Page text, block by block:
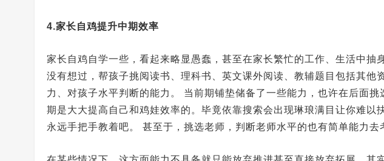
4.家长自鸡提升中期效率
家长自鸡自学一些，看起来略显愚蠢，甚至在家长繁忙的工作、生活中抽
没有想过，帮孩子挑阅读书、理科书、英文课外阅读、教辅题目包括其他
力、对孩子水平判断的能力。 当前期铺垫储备了一些能力，也许在后面挑
期是大大提高自己和鸡娃效率的。毕竟依靠搜索会出现琳琅满目让你难以
永远手把手教着吧。 甚至于，挑选老师，判断老师水平的也有简单能力去